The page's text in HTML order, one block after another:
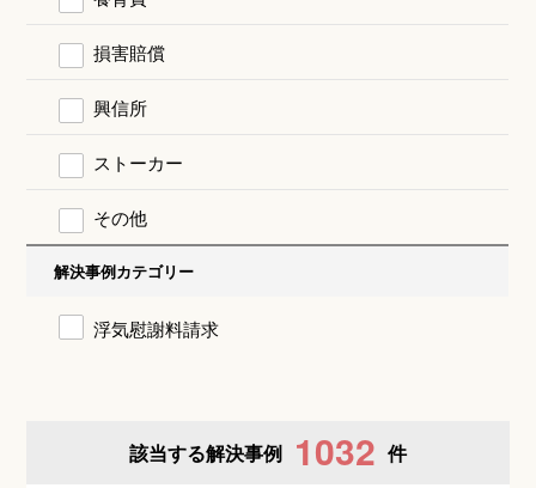
損害賠償
興信所
ストーカー
その他
解決事例カテゴリー
浮気慰謝料請求
該当する解決事例 1032 件